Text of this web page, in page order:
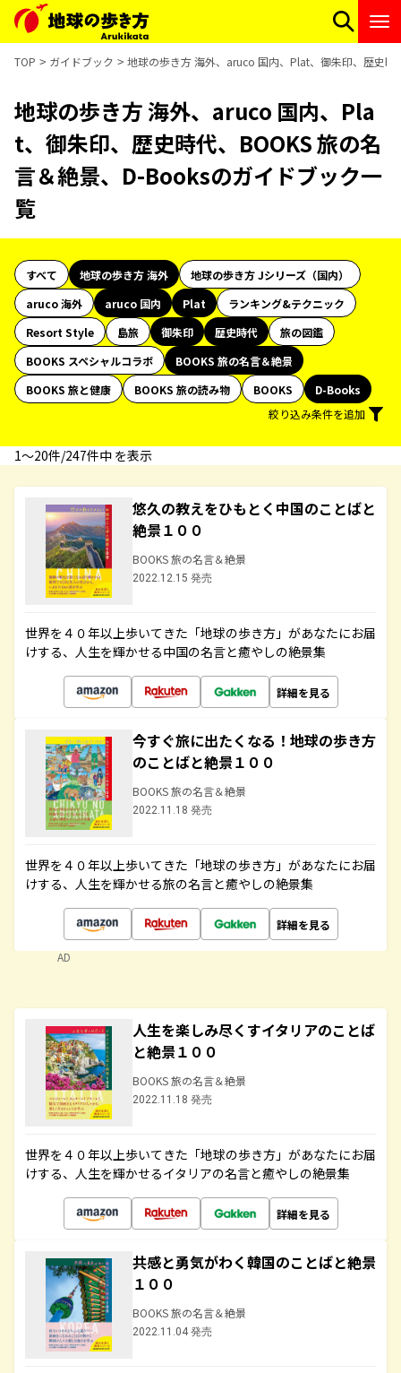
TOP ガイドブック 地球の歩き方 海外、aruco 国内、Plat、御朱印、歴史
地球の歩き方 海外、aruco 国内、Pla
t、御朱印、歴史時代、BOOKS 旅の名
言＆絶景、D-Booksのガイドブック一
覧
すべて 地球の歩き方 海外
地球の歩き方 Jシリーズ（国内）
aruco 海外
aruco 国内 Plat
ランキング&テクニック
Resort Style
島旅 御朱印 歴史時代
旅の図鑑
BOOKS スペシャルコラボ
BOOKS 旅の名言＆絶景
BOOKS 旅と健康
BOOKS 旅の読み物 BOOKS
D-Books
絞り込み条件を追加
1〜20件/247件中 を表示
悠久の教えをひもとく中国のことばと
絶景１００
BOOKS 旅の名言＆絶景
2022.12.15 発売
世界を４０年以上歩いてきた「地球の歩き方」があなたにお届
けする、人生を輝かせる中国の名言と癒やしの絶景集
詳細を見る
今すぐ旅に出たくなる！地球の歩き方
のことばと絶景１００
BOOKS 旅の名言＆絶景
2022.11.18 発売
世界を４０年以上歩いてきた「地球の歩き方」があなたにお届
けする、人生を輝かせる旅の名言と癒やしの絶景集
詳細を見る
AD
人生を楽しみ尽くすイタリアのことば
と絶景１００
BOOKS 旅の名言＆絶景
2022.11.18 発売
世界を４０年以上歩いてきた「地球の歩き方」があなたにお届
けする、人生を輝かせるイタリアの名言と癒やしの絶景集
詳細を見る
共感と勇気がわく韓国のことばと絶景
１００
BOOKS 旅の名言＆絶景
2022.11.04 発売